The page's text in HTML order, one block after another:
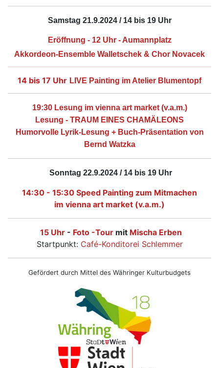
Samstag 21.9.2024 / 14 bis 19 Uhr
Eröffnung - 12 Uhr - Aumannplatz
Akkordeon-Ensemble Walletschek & Chor Novacek
14 bis 17 Uhr LIVE Painting im Atelier Blumentopf
19:30 Lesung im vienna art market (v.a.m.)
Lesung - TRAUM EINES CHAMÄLEONS
Humorvolle Lyrik-Lesung + Buch-Präsentation von
Bernd Watzka
Sonntag 22.9.2024 / 14 bis 19 Uhr
14:30 - 15:30 Speed Painting zum Mitmachen
im vienna art market (v.a.m.)
15 Uhr- Foto -Tourmit Mischa Erben
Startpunkt: Café-Konditorei Schlemmer
Gefördert durch Mittel des Währinger Kulturbudgets